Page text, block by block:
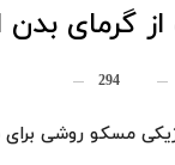
گرمای بدن
294
مسکو روشی